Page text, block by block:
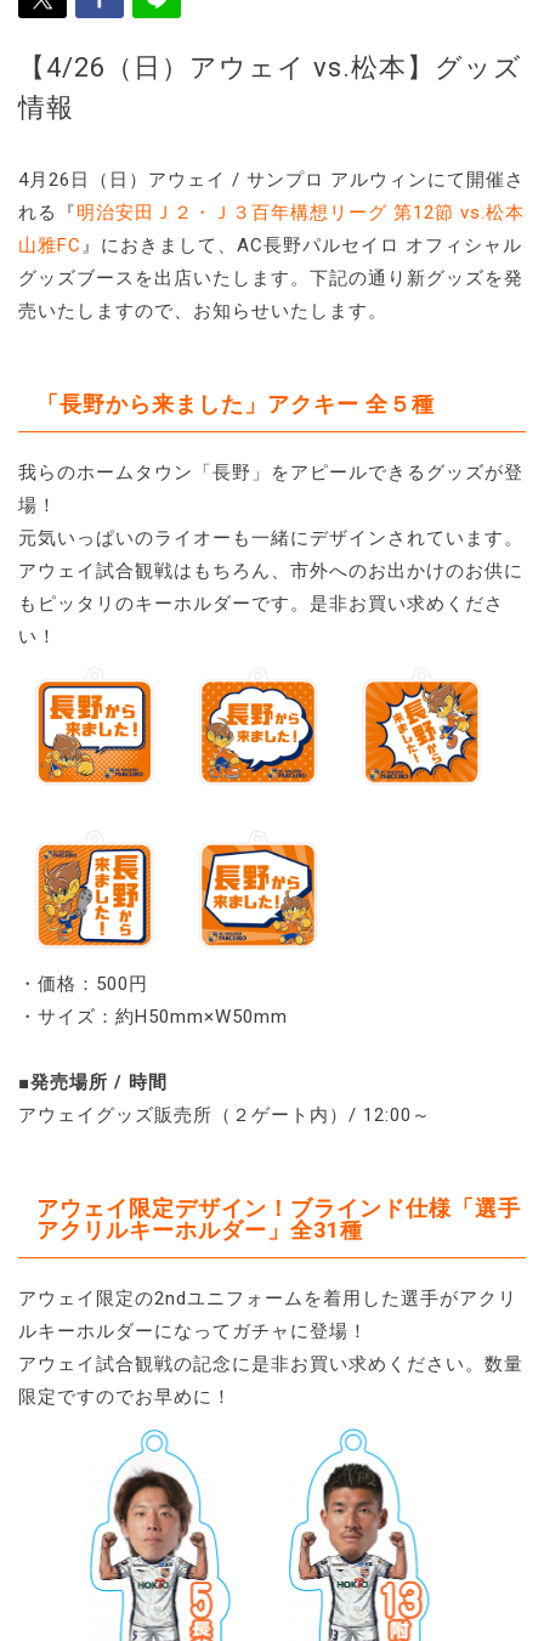
【4/26（日）アウェイ vs.松本】グッズ
情報
4月26日（日）アウェイ / サンプロ アルウィンにて開催さ
れる『明治安田Ｊ２・Ｊ３百年構想リーグ 第12節 vs.松本
山雅FC 』におきまして、AC長野パルセイロ オフィシャル
グッズブースを出店いたします。下記の通り新グッズを発
売いたしますので、お知らせいたします。
「長野から来ました」アクキー 全５種
我らのホームタウン「長野」をアピールできるグッズが登
場！
元気いっぱいのライオーも一緒にデザインされています。
アウェイ試合観戦はもちろん、市外へのお出かけのお供に
もピッタリのキーホルダーです。是非お買い求めくださ
い！
・価格：500円
・サイズ：約H50mm×W50mm
■発売場所 / 時間
アウェイグッズ販売所（２ゲート内）/ 12:00～
アウェイ限定デザイン！ブラインド仕様「選手
アクリルキーホルダー」全31種
アウェイ限定の2ndユニフォームを着用した選手がアクリ
ルキーホルダーになってガチャに登場！
アウェイ試合観戦の記念に是非お買い求めください。数量
限定ですのでお早めに！